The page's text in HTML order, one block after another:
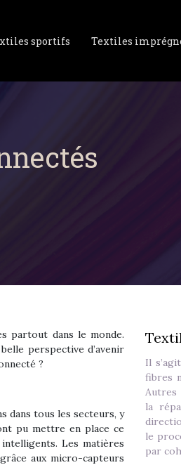
sportifs Textiles
partout dans le monde.
perspective d’avenir
?
dans tous les secteurs, y
pu mettre en place ce
Les matières
aux micro-capteurs
Il
fibres
Autres
la
le
par